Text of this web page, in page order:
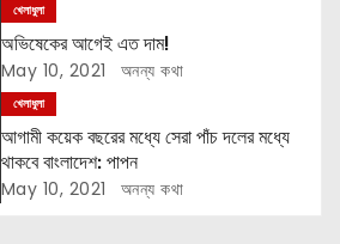
খেলাধুলা
অভিষেকের আগেই এত দাম!
May 10, 2021 অনন্য কথা
খেলাধুলা
আগামী কয়েক বছরের মধ্যে সেরা পাঁচ দলের মধ্যে
থাকবে বাংলাদেশ: পাপন
May 10, 2021 অনন্য কথা